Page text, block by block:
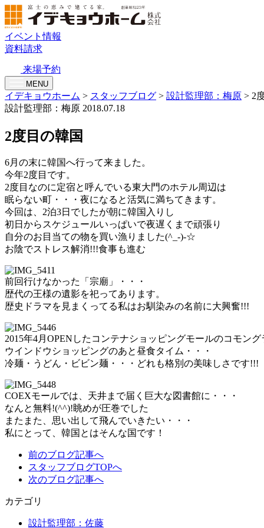
イベント情報
資料請求
来場予約
MENU
イデキョウホーム > スタッフブログ > 設計監理部：梅原 > 2
設計監理部：梅原 2018.07.18
2度目の韓国
6月の末に韓国へ行って来ました。
今年2度目です。
2度目なのに定宿と呼んでいる東大門のホテル周辺は
眠らない町・・・夜になると活気に満ちてきます。
今回は、2泊3日でしたが朝に韓国入りし
初日からスケジュールいっぱいで夜遅くまで頑張り
自分のお目当ての物を買い漁りました(^_-)-☆
お陰でストレス解消!!!食事も進む
前回行けなかった「宗廟」・・・
歴代の王様の遺影を祀ってあります。
歴史ドラマを見まくってる私はお馴染みの名前に大興奮!!!
2015年4月OPENしたコンテナショッピングモールのコモン
ウインドウショッピングのあと昼食タイム・・・
冷麺・うどん・ビビン麺・・・どれも格別の美味しさです!!!
COEXモールでは、天井まで届く巨大な図書館に・・・
なんと無料!(^^)!眺めが圧巻でした
またまた、思い出して飛んでいきたい・・・
私にとって、韓国とはそんな国です！
前のブログ記事へ
スタッフブログTOPへ
次のブログ記事へ
カテゴリ
設計監理部：佐藤